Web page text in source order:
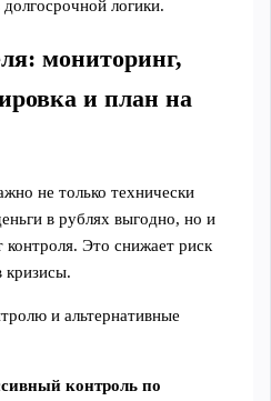
долгосрочной логики.
мониторинг,
и план на
не только технически
в рублях выгодно, но и
контроля. Это снижает риск
кризисы.
и альтернативные
контроль по